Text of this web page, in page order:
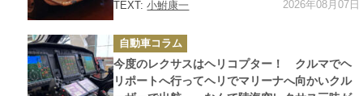
TEXT:小鮒康一 2026年08月07日
カ
テ
ゴ
リ
ー
自動車コラム
今度のレクサスはヘリコプター！ クルマでヘ
リポートへ行ってヘリでマリーナへ向かいクル